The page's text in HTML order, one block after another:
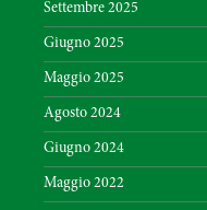
Settembre 2025
Giugno 2025
Maggio 2025
Agosto 2024
Giugno 2024
Maggio 2022